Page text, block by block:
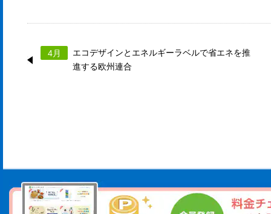
4月
エコデザインとエネルギーラベルで省エネを推
進する欧州連合